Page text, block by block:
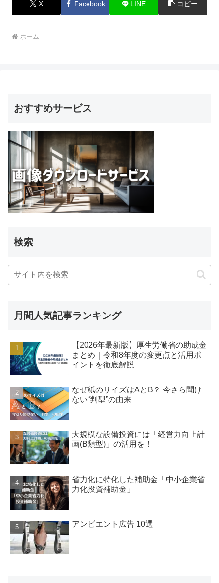
X Facebook LINE コピー
ホーム
おすすめサービス
検索
月間人気記事ランキング
【2026年最新版】厚生労働省の助成金
まとめ｜令和8年度の変更点と活用ポ
イントを徹底解説
なぜ紙のサイズはAとB？ 今さら聞け
ない“判型”の由来
大規模な設備投資には「経営力向上計
画(B類型)」の活用を！
省力化に特化した補助金「中小企業省
力化投資補助金」
アンビエント広告 10選